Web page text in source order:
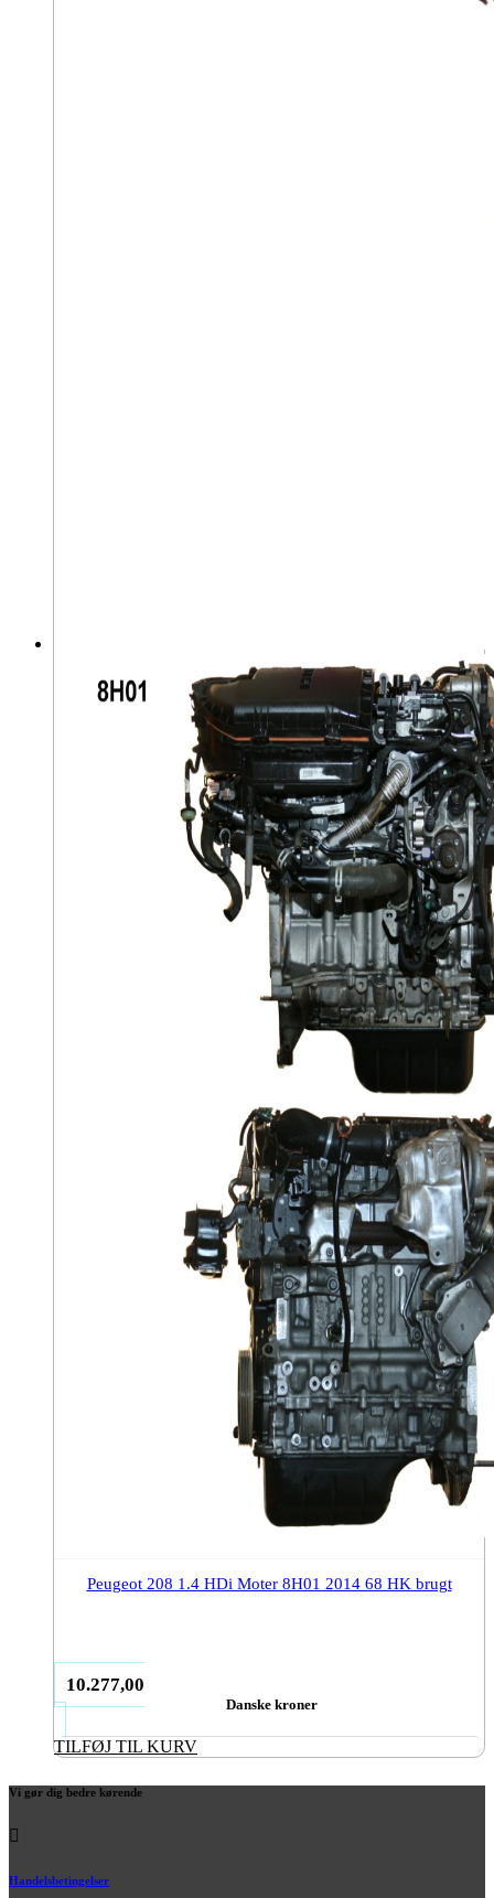
Peugeot 208 1.4 HDi Moter 8H01 2014 68 HK brugt
10.277,00
Danske kroner
TILFØJ TIL KURV
Vi gør dig bedre kørende
Handelsbetingelser